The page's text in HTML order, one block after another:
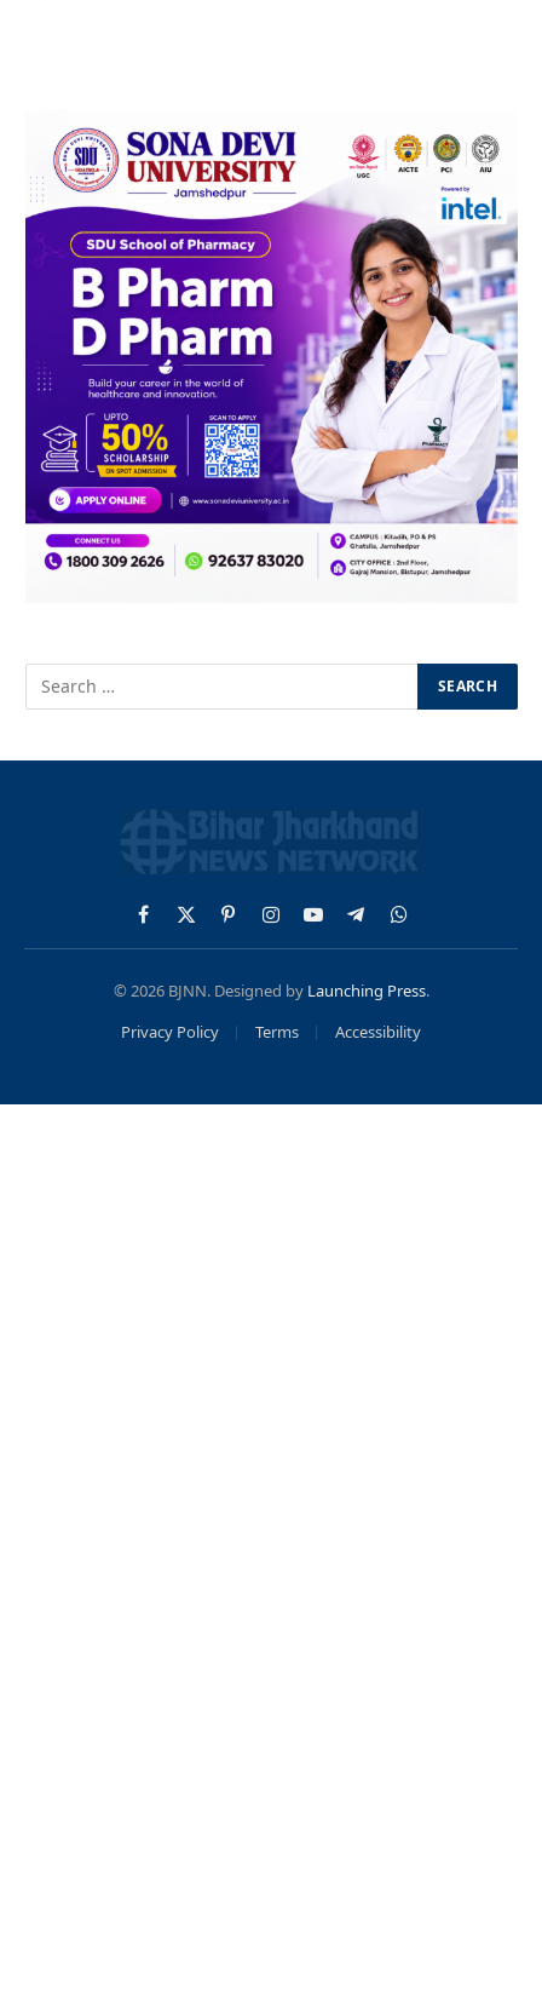
Facebook
X
(Twitter)
PinterestInstagram
YouTubeTelegramWhatsApp
© 2026 BJNN. Designed by Launching Press.
Privacy Policy
Terms Accessibility